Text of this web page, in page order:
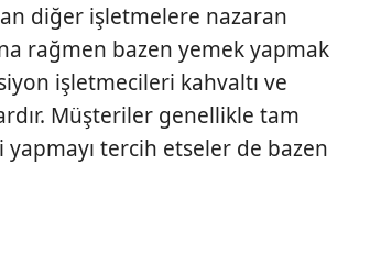
diğer işletmelere nazaran
rağmen bazen yemek yapmak
işletmecileri kahvaltı ve
Müşteriler genellikle tam
tercih etseler de bazen